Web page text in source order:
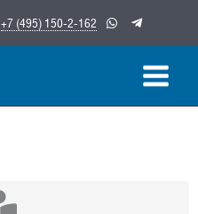
+7 (495) 150-2-162